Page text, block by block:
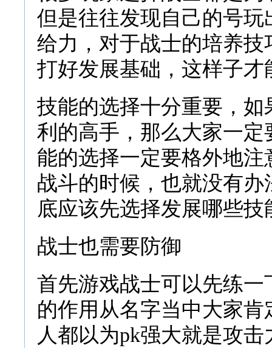
但是往往发现自己的号
给力，对于战士的培养
打好发展基础，这样子
技能的选择十分重要，
利的高手，那么大家一
能的选择一定要格外地
战斗的时候，也就没有
底应该先选择发展哪些技
战士也需要防御
首先游戏战士可以先练
的作用从名字当中大家
人都以为pk强大就是攻